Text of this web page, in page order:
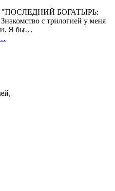
БОГАТЫРЬ:
с трилогией у меня
Я бы…